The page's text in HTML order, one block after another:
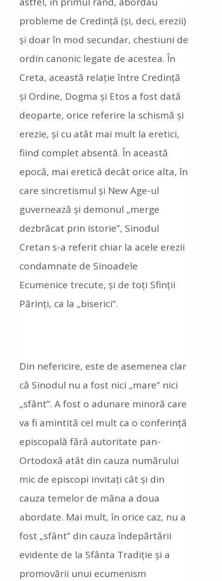
probleme de Credință (și, deci, erezii)
și doar în mod secundar, chestiuni de
ordin canonic legate de acestea. În
Creta, această relație între Credință
și Ordine, Dogma și Etos a fost dată
deoparte, orice referire la schismă și
erezie, și cu atât mai mult la eretici,
fiind complet absentă. În această
epocă, mai eretică decât orice alta, în
care sincretismul și New Age-ul
guvernează și demonul „merge
dezbrăcat prin istorie”, Sinodul
Cretan s-a referit chiar la acele erezii
condamnate de Sinoadele
Ecumenice trecute, și de toți Sfinții
Părinți, ca la „biserici”.
Din nefericire, este de asemenea clar
că Sinodul nu a fost nici „mare” nici
„sfânt”. A fost o adunare minoră care
va fi amintită cel mult ca o conferință
episcopală fără autoritate pan-
Ortodoxă atât din cauza numărului
mic de episcopi invitați cât și din
cauza temelor de mâna a doua
abordate. Mai mult, în orice caz, nu a
fost „sfânt” din cauza îndepărtării
evidente de la Sfânta Tradiție și a
promovării unui ecumenism